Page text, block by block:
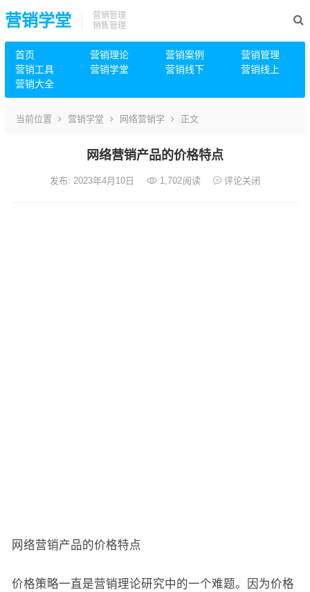
营销学堂
营销管理
销售管理
首页 营销理论 营销案例
营销管理
营销工具
营销学堂 营销线下
营销线上
营销大全
当前位置 营销学堂 网络营销学 正文
网络营销产品的价格特点
发布: 2023年4月10日 1,702阅读 评论关闭
网络营销产品的价格特点
价格策略一直是营销理论研究中的一个难题。因为价格